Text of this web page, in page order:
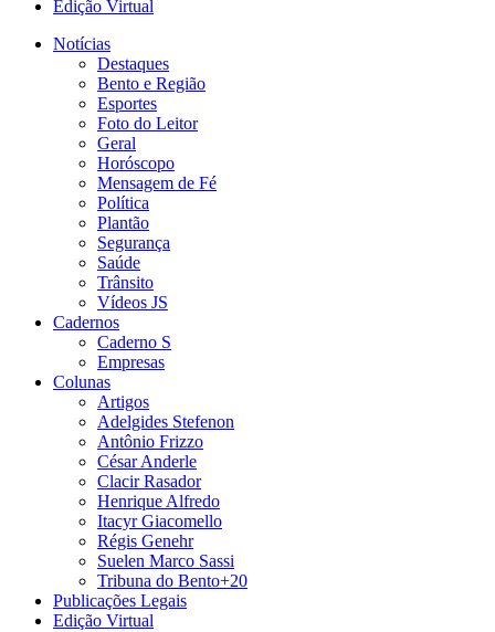
Edição Virtual
Notícias
Destaques
Bento e Região
Esportes
Foto do Leitor
Geral
Horóscopo
Mensagem de Fé
Política
Plantão
Segurança
Saúde
Trânsito
Vídeos JS
Cadernos
Caderno S
Empresas
Colunas
Artigos
Adelgides Stefenon
Antônio Frizzo
César Anderle
Clacir Rasador
Henrique Alfredo
Itacyr Giacomello
Régis Genehr
Suelen Marco Sassi
Tribuna do Bento+20
Publicações Legais
Edição Virtual